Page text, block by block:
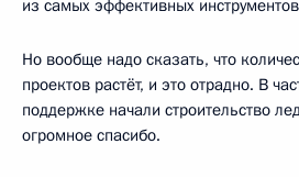
из самых эффективных
Но вообще надо сказать, что
проектов растёт, и это отрадно. В
поддержке начали строительство
огромное спасибо.